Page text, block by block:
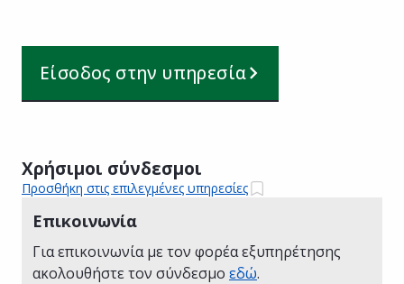
Είσοδος στην υπηρεσία
Χρήσιμοι σύνδεσμοι
Προσθήκη στις επιλεγμένες υπηρεσίες
Επικοινωνία
Για επικοινωνία με τον φορέα εξυπηρέτησης
ακολουθήστε τον σύνδεσμο εδώ.